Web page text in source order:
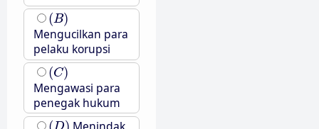
(B)
(B)
Mengucilkan para
pelaku korupsi
(C)
(C)
Mengawasi para
penegak hukum
(D)